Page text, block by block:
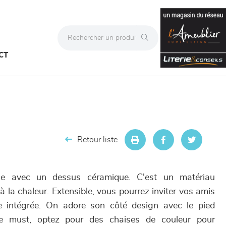
Retour liste
avec un dessus céramique. C'est un matériau
la chaleur. Extensible, vous pourrez inviter vos amis
intégrée. On adore son côté design avec le pied
must, optez pour des chaises de couleur pour